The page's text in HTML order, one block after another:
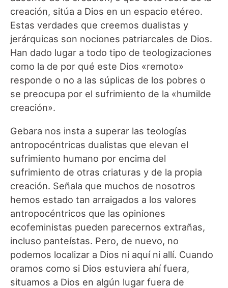
creación, sitúa a Dios en un espacio etéreo.
Estas verdades que creemos dualistas y
jerárquicas son nociones patriarcales de Dios.
Han dado lugar a todo tipo de teologizaciones
como la de por qué este Dios «remoto»
responde o no a las súplicas de los pobres o
se preocupa por el sufrimiento de la «humilde
creación».
Gebara nos insta a superar las teologías
antropocéntricas dualistas que elevan el
sufrimiento humano por encima del
sufrimiento de otras criaturas y de la propia
creación. Señala que muchos de nosotros
hemos estado tan arraigados a los valores
antropocéntricos que las opiniones
ecofeministas pueden parecernos extrañas,
incluso panteístas. Pero, de nuevo, no
podemos localizar a Dios ni aquí ni allí. Cuando
oramos como si Dios estuviera ahí fuera,
situamos a Dios en algún lugar fuera de